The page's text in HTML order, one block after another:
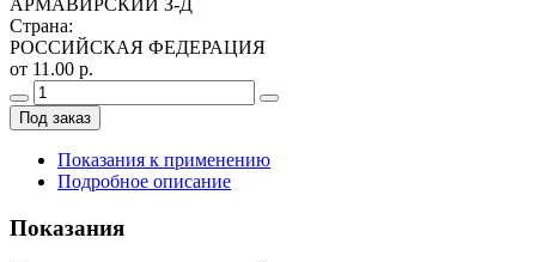
Страна:
РОССИЙСКАЯ ФЕДЕРАЦИЯ
от 11.00 р.
Под заказ
Показания к применению
Подробное описание
Показания